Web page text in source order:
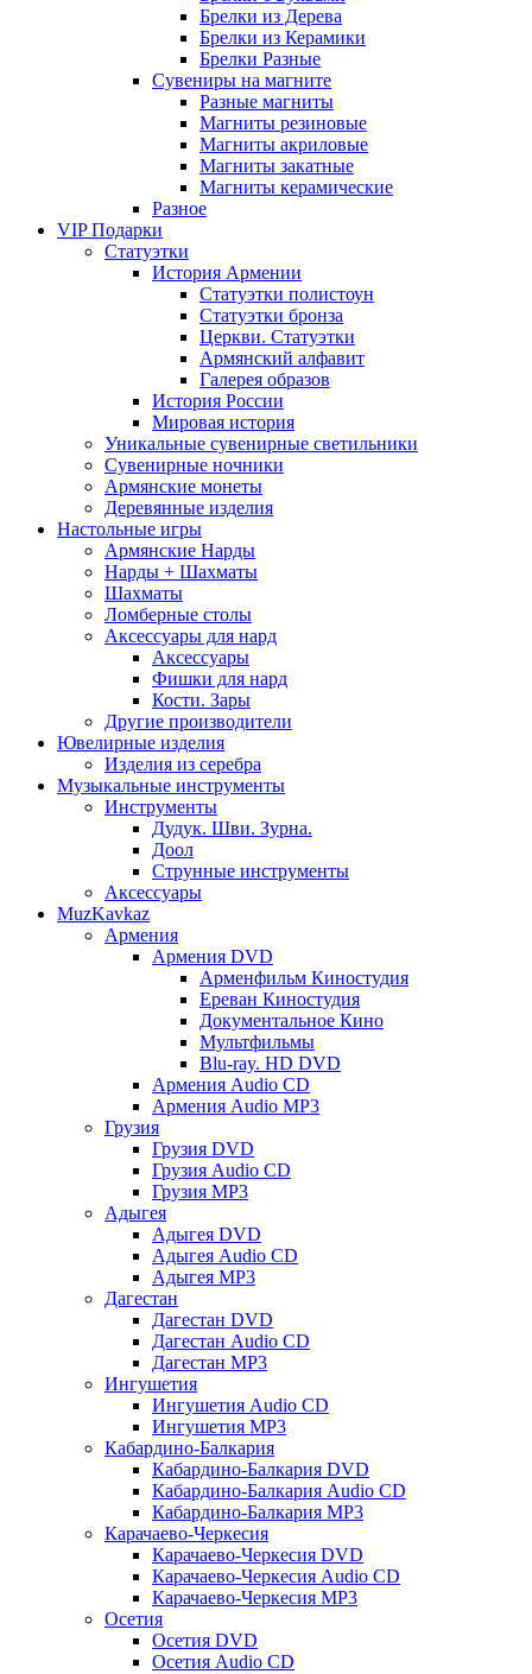
Брелки из Дерева
Брелки из Керамики
Брелки Разные
Сувениры на магните
Разные магниты
Магниты резиновые
Магниты акриловые
Магниты закатные
Магниты керамические
Разное
VIP Подарки
Статуэтки
История Армении
Статуэтки полистоун
Статуэтки бронза
Церкви. Статуэтки
Армянский алфавит
Галерея образов
История России
Мировая история
Уникальные сувенирные светильники
Сувенирные ночники
Армянские монеты
Деревянные изделия
Настольные игры
Армянские Нарды
Нарды + Шахматы
Шахматы
Ломберные столы
Аксессуары для нард
Аксессуары
Фишки для нард
Кости. Зары
Другие производители
Ювелирные изделия
Изделия из серебра
Музыкальные инструменты
Инструменты
Дудук. Шви. Зурна.
Доол
Струнные инструменты
Аксессуары
MuzKavkaz
Армения
Армения DVD
Арменфильм Киностудия
Ереван Киностудия
Документальное Кино
Мультфильмы
Blu-ray. HD DVD
Армения Audio CD
Армения Audio MP3
Грузия
Грузия DVD
Грузия Audio CD
Грузия MP3
Адыгея
Адыгея DVD
Адыгея Audio CD
Адыгея MP3
Дагестан
Дагестан DVD
Дагестан Audio CD
Дагестан MP3
Ингушетия
Ингушетия Audio CD
Ингушетия MP3
Кабардино-Балкария
Кабардино-Балкария DVD
Кабардино-Балкария Audio CD
Кабардино-Балкария MP3
Карачаево-Черкесия
Карачаево-Черкесия DVD
Карачаево-Черкесия Audio CD
Карачаево-Черкесия MP3
Осетия
Осетия DVD
Осетия Audio CD